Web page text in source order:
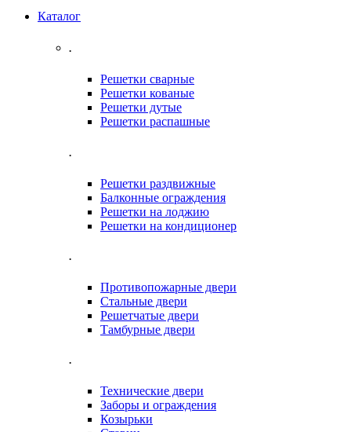
Каталог
.
Решетки сварные
Решетки кованые
Решетки дутые
Решетки распашные
.
Решетки раздвижные
Балконные ограждения
Решетки на лоджию
Решетки на кондиционер
.
Противопожарные двери
Стальные двери
Решетчатые двери
Тамбурные двери
.
Технические двери
Заборы и ограждения
Козырьки